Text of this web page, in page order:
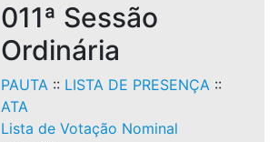
011ª Sessão
Ordinária
PAUTA:: LISTA DE PRESENÇA::
ATA
Lista de Votação Nominal